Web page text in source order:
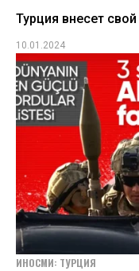
Турция внесет
10.01.2024
ИНОСМИ: ТУРЦИЯ